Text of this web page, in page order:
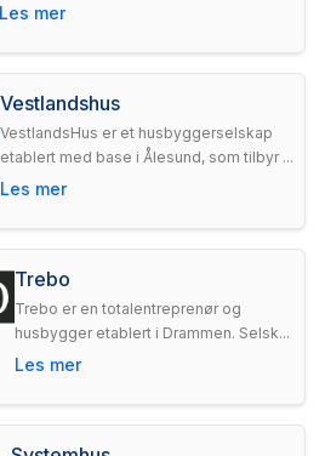
Les mer
Vestlandshus
VestlandsHus er et husbyggerselskap
etablert med base i Ålesund, som tilbyr ...
Les mer
Trebo
Trebo er en totalentreprenør og
husbygger etablert i Drammen. Selsk...
Les mer